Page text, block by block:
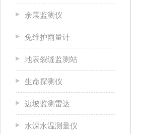
余震监测仪
免维护雨量计
地表裂缝监测站
生命探测仪
边坡监测雷达
水深水温测量仪